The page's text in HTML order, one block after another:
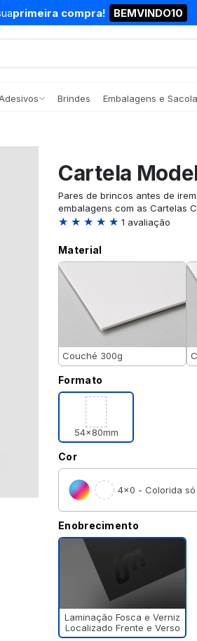
primeira compra! BEMVINDO10
Brindes Embalagens e
Cartela
Pares de brincos antes de
embalagens com as Cartelas
★ ★ ★ ★ ★ 1 avaliação
Material
Couché 300g
Formato
54x80mm
Cor
4×0 - Colorida
Enobrecimento
Laminação Fosca e Verniz
Localizado Frente e Verso